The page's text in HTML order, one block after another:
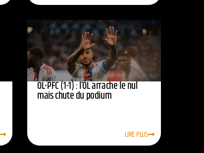
OL-PFC (1-1) : l’OL arrache le nul
mais chute du podium
LIRE PLUS